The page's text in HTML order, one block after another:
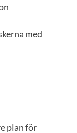
med
plan för